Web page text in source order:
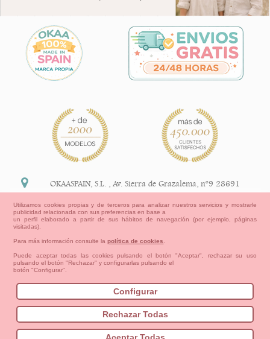
Bebés Pequeños/as Niña Niño
Mamas & Papas
Información Legal
política de devoluciones y reembolsos
Aviso Legal Aviso Cookies
Cómo crear tu cuenta OKAA.
Mapa del sitio
OKAASPAIN, S.L. ,Av. Sierra de Grazalema, nº9 28691
+34 91 113 89 09
Utilizamos cookies propias y de terceros para analizar nuestros servicios y mostrarle
publicidad relacionada con sus preferencias en base a
un perfil elaborado a partir de sus hábitos de navegación (por ejemplo, páginas
visitadas).
Para más información consulte lapolítica de cookies
Puede aceptar todas las cookies pulsando el botón "Aceptar", rechazar su uso
pulsando el botón "Rechazar" y configurarlas pulsando el
botón "Configurar".
Configurar
Rechazar Todas